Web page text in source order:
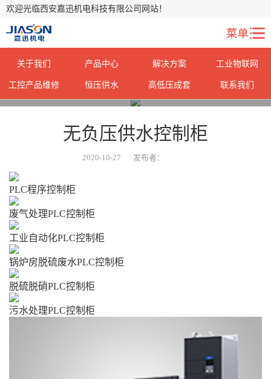
欢迎光临西安嘉迅机电科技有限公司网站！
关于我们 产品中心 解决方案 工业物联网
工控产品维修 恒压供水 高低压成套
联系我们
无负压供水控制柜
2020-10-27 发布者：
PLC程序控制柜
废气处理PLC控制柜
工业自动化PLC控制柜
锅炉房脱硫废水PLC控制柜
脱硫脱硝PLC控制柜
污水处理PLC控制柜